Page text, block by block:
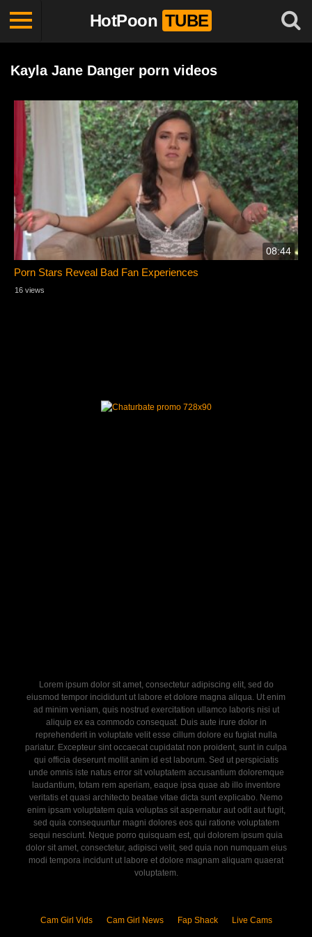
HotPoon TUBE
Kayla Jane Danger porn videos
08:44
Porn Stars Reveal Bad Fan Experiences
16 views
Lorem ipsum dolor sit amet, consectetur adipiscing elit, sed do
eiusmod tempor incididunt ut labore et dolore magna aliqua. Ut enim
ad minim veniam, quis nostrud exercitation ullamco laboris nisi ut
aliquip ex ea commodo consequat. Duis aute irure dolor in
reprehenderit in voluptate velit esse cillum dolore eu fugiat nulla
pariatur. Excepteur sint occaecat cupidatat non proident, sunt in culpa
qui officia deserunt mollit anim id est laborum. Sed ut perspiciatis
unde omnis iste natus error sit voluptatem accusantium doloremque
laudantium, totam rem aperiam, eaque ipsa quae ab illo inventore
veritatis et quasi architecto beatae vitae dicta sunt explicabo. Nemo
enim ipsam voluptatem quia voluptas sit aspernatur aut odit aut fugit,
sed quia consequuntur magni dolores eos qui ratione voluptatem
sequi nesciunt. Neque porro quisquam est, qui dolorem ipsum quia
dolor sit amet, consectetur, adipisci velit, sed quia non numquam eius
modi tempora incidunt ut labore et dolore magnam aliquam quaerat
voluptatem.
Cam Girl Vids Cam Girl News Fap Shack Live Cams